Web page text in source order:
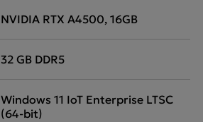
NVIDIA RTX A4500, 16GB
32 GB DDR5
Windows 11 IoT Enterprise LTSC
(64-bit)